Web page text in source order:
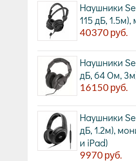
Наушники
115 дБ,
40370 руб.
Наушники
дБ, 64 Ом,
16150 руб.
Наушники
дБ, 1.2м),
и iPad)
9970 руб.